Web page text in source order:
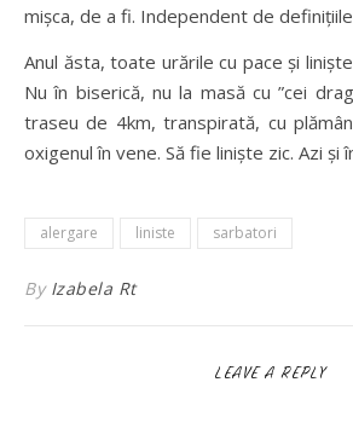
mișca, de a fi. Independent de
Anul ăsta, toate urările cu pace și
Nu în biserică, nu la masă cu ”cei
traseu de 4km, transpirată, cu
oxigenul în vene. Să fie liniște zic. Azi și
alergare liniste sarbatori
By Izabela Rt
LEAVE A REPLY